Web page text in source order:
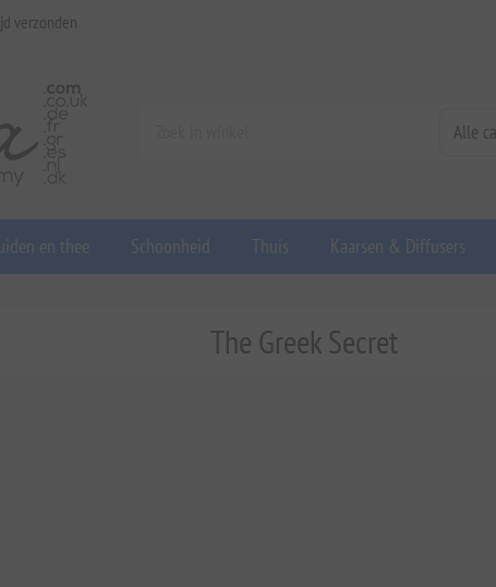
verzonden
en thee Schoonheid Thuis Kaarsen & Diffusers
The Greek Secret